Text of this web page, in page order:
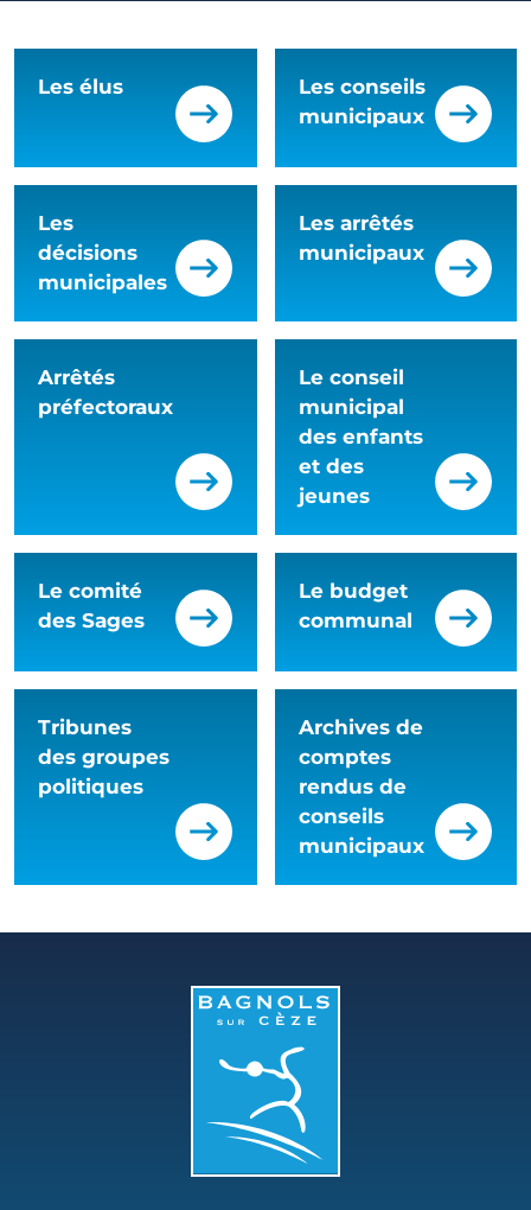
Les élus
Les conseils
municipaux
Les
décisions
municipales
Les arrêtés
municipaux
Arrêtés
préfectoraux
Le conseil
municipal
des enfants
et des
jeunes
Le comité
des Sages
Le budget
communal
Tribunes
des groupes
politiques
Archives de
comptes
rendus de
conseils
municipaux